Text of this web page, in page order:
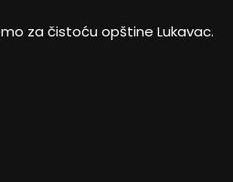
za čistoću opštine Lukavac.